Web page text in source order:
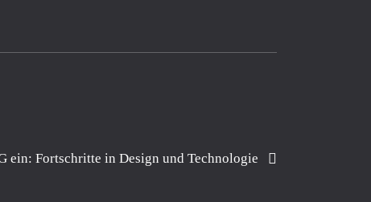
ein: Fortschritte in Design und Technologie